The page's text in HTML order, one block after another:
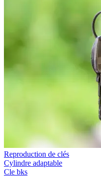
Reproduction de clés
Cylindre adaptable
Cle bks